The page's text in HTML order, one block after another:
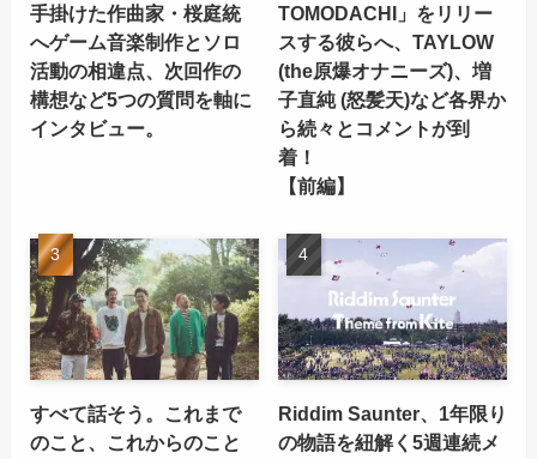
手掛けた作曲家・桜庭統
へゲーム音楽制作とソロ
活動の相違点、次回作の
構想など5つの質問を軸に
インタビュー。
TOMODACHI」をリリー
スする彼らへ、TAYLOW
(the原爆オナニーズ)、増
子直純 (怒髪天)など各界か
ら続々とコメントが到
着！
【前編】
すべて話そう。これまで
のこと、これからのこと
Riddim Saunter、1年限り
の物語を紐解く5週連続メ